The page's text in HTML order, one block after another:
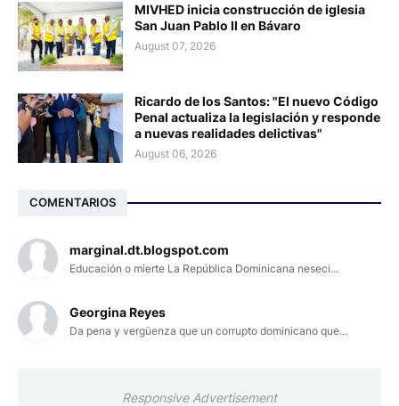
MIVHED inicia construcción de iglesia
San Juan Pablo II en Bávaro
August 07, 2026
Ricardo de los Santos: "El nuevo Código
Penal actualiza la legislación y responde
a nuevas realidades delictivas"
August 06, 2026
COMENTARIOS
marginal.dt.blogspot.com
Educación o mierte La República Dominicana neseci...
Georgina Reyes
Da pena y vergüenza que un corrupto dominicano que...
Responsive Advertisement